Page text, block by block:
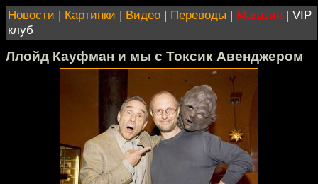
Новости | Картинки | Видео | Переводы | Магазин | VIP
клуб
Ллойд Кауфман и мы с Токсик Авенджером